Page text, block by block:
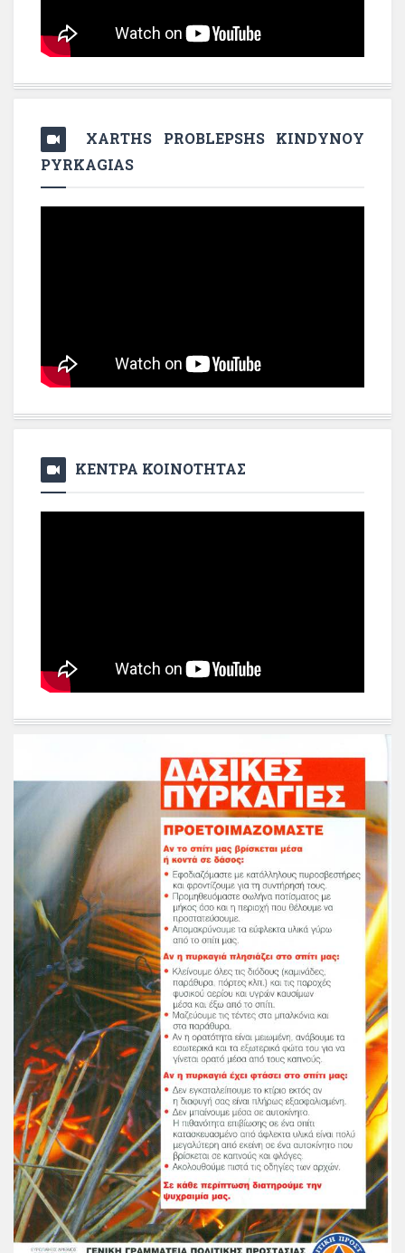
XARTHS PROBLEPSHS KINDYNOY
PYRKAGIAS
ΚΕΝΤΡΑ ΚΟΙΝΟΤΗΤΑΣ